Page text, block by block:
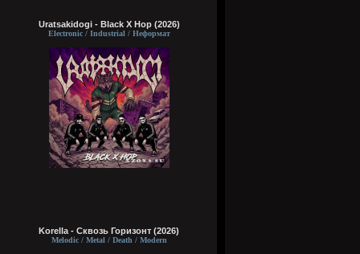
Uratsakidogi - Black X Hop (2026)
Electronic / Industrial / Неформат
Korella - Сквозь Горизонт (2026)
Melodic / Metal / Death / Modern